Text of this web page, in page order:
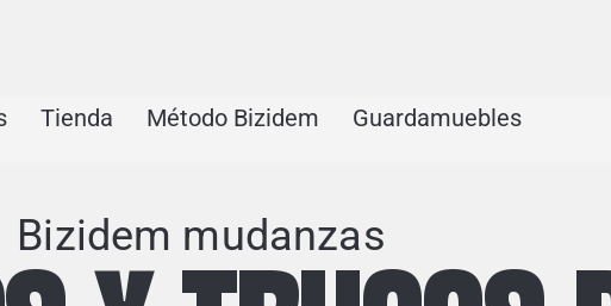
Tienda Método Bizidem Guardamuebles
Bizidem mudanzas